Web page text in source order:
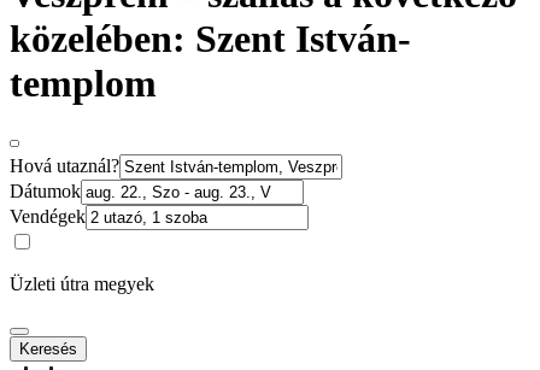
közelében: Szent István-
templom
Hová utaznál?
Dátumok
Vendégek
Üzleti útra megyek
Keresés